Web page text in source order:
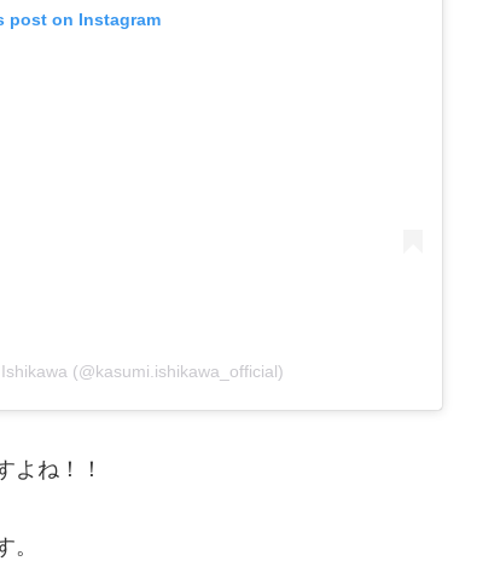
post on Instagram
(@kasumi.ishikawa_official)
よね！！
。